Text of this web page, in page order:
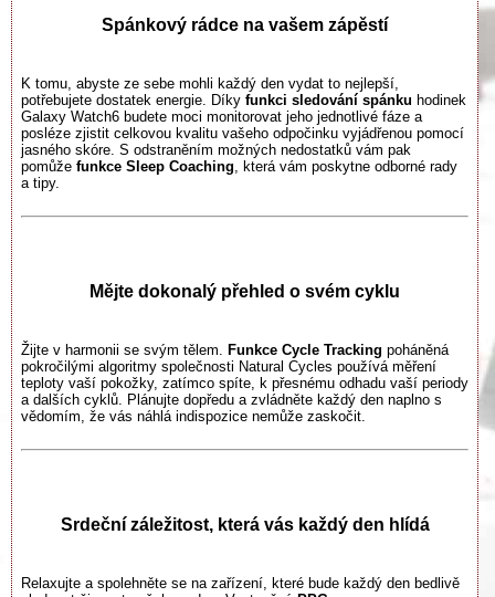
Spánkový rádce na vašem zápěstí
K tomu, abyste ze sebe mohli každý den vydat to nejlepší,
potřebujete dostatek energie. Díky funkci sledování spánku hodinek
Galaxy Watch6 budete moci monitorovat jeho jednotlivé fáze a
posléze zjistit celkovou kvalitu vašeho odpočinku vyjádřenou pomocí
jasného skóre. S odstraněním možných nedostatků vám pak
pomůže funkce Sleep Coaching, která vám poskytne odborné rady
a tipy.
Mějte dokonalý přehled o svém cyklu
Žijte v harmonii se svým tělem. Funkce Cycle Tracking poháněná
pokročilými algoritmy společnosti Natural Cycles používá měření
teploty vaší pokožky, zatímco spíte, k přesnému odhadu vaší periody
a dalších cyklů. Plánujte dopředu a zvládněte každý den naplno s
vědomím, že vás náhlá indispozice nemůže zaskočit.
Srdeční záležitost, která vás každý den hlídá
Relaxujte a spolehněte se na zařízení, které bude každý den bedlivě